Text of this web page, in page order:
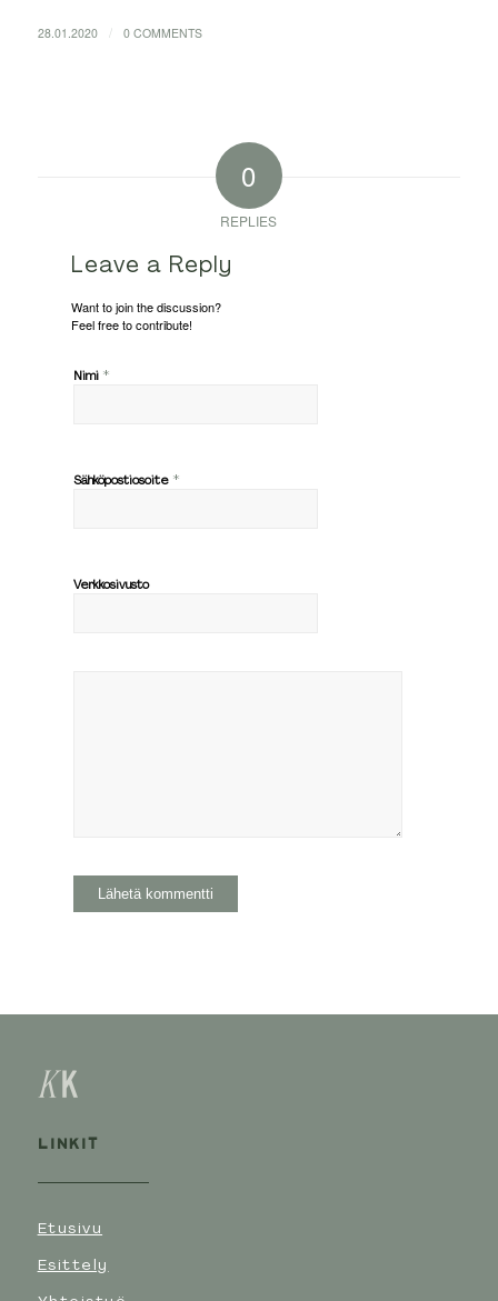
28.01.2020 / 0 COMMENTS
0
REPLIES
Leave a Reply
Want to join the discussion?
Feel free to contribute!
Nimi *
Sähköpostiosoite *
Verkkosivusto
LINKIT
Etusivu
Esittely